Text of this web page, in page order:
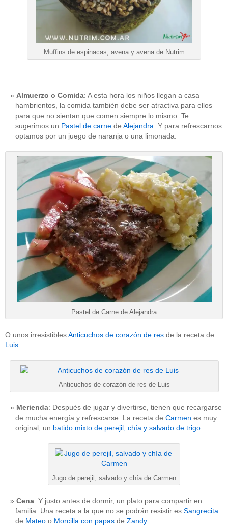
Muffins de espinacas, avena y avena de Nutrim
Almuerzo o Comida: A esta hora los niños llegan a casa
hambrientos, la comida también debe ser atractiva para ellos
para que no sientan que comen siempre lo mismo. Te
sugerimos un Pastel de carne de Alejandra . Y para refrescarnos
optamos por un juego de naranja o una limonada.
Pastel de Carne de Alejandra
O unos irresistiblesAnticuchos de corazón de res de la receta de
Luis.
Anticuchos de corazón de res de Luis
Merienda: Después de jugar y divertirse, tienen que recargarse
de mucha energía y refrescarse. La receta de Carmen es muy
original, un batido mixto de perejil, chía y salvado de trigo
Jugo de perejil, salvado y chía de Carmen
Cena: Y justo antes de dormir, un plato para compartir en
familia. Una receta a la que no se podrán resistir es Sangrecita
de Mateo o Morcilla con papas de Zandy